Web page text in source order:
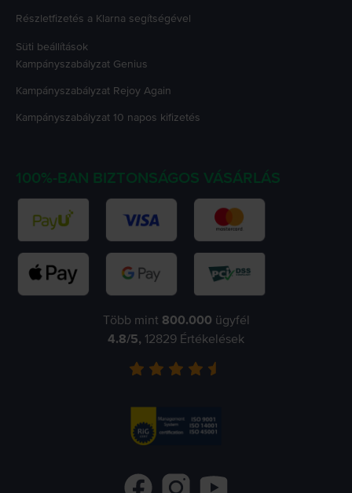
Részletfizetés a Klarna segítségével
Süti beállítások
Kampányszabályzat Genius
Kampányszabályzat Rejoy Again
Kampányszabályzat 10 napos kifizetés
100%-BAN BIZTONSÁGOS VÁSÁRLÁS
Több mint 800.000 ügyfél
4.8/5, 12829 Értékelések